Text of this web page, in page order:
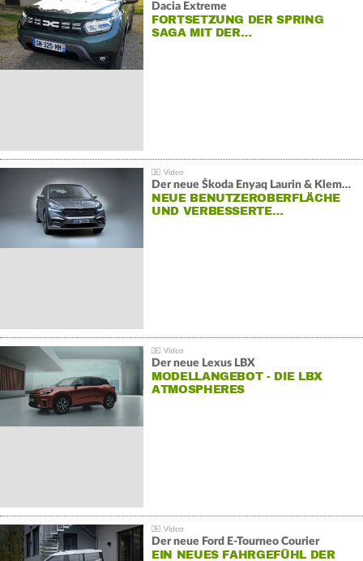
Dacia Extreme
FORTSETZUNG DER SPRING
SAGA MIT DER…
Der neue Škoda Enyaq Laurin & Klement
NEUE BENUTZEROBERFLÄCHE
UND VERBESSERTE…
Der neue Lexus LBX
MODELLANGEBOT - DIE LBX
ATMOSPHERES
Der neue Ford E-Tourneo Courier
EIN NEUES FAHRGEFÜHL DER